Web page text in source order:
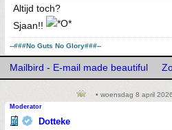
Altijd toch?
Sjaan!!
--###No Guts No Glory###--
Mailbird - E-mail made beautiful
• woensdag 8 april
Moderator
Dotteke